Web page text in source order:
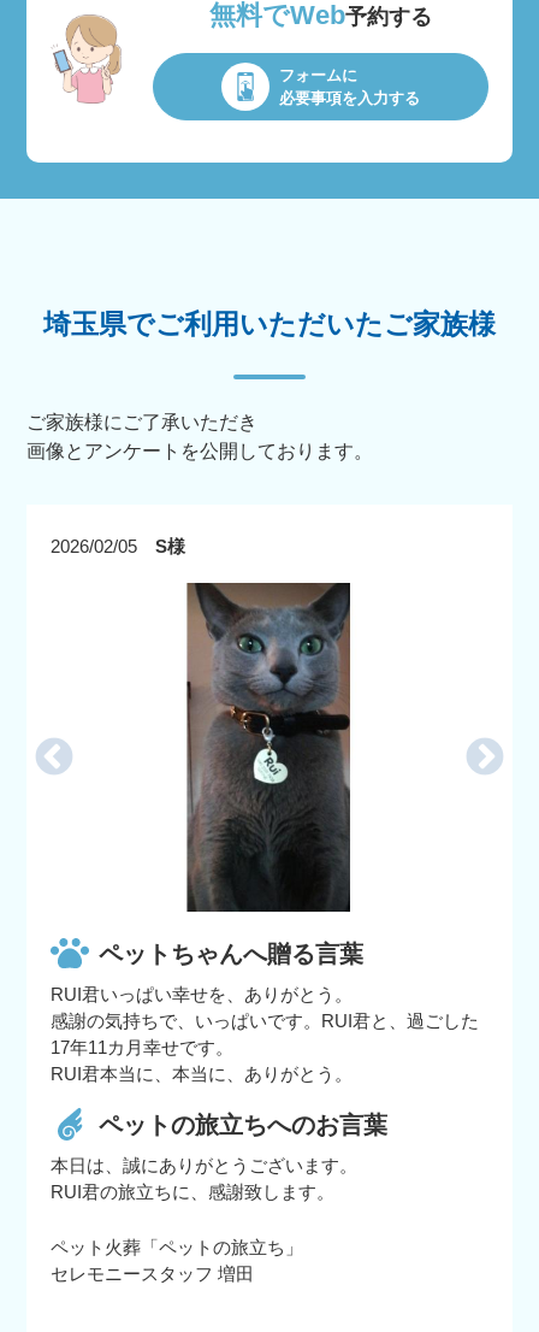
無料でWeb予約する
フォームに
必要事項を入力する
埼玉県でご利用いただいたご家族様
ご家族様にご了承いただき
画像とアンケートを公開しております。
2026/02/05 S様
ペットちゃんへ贈る言葉
RUI君いっぱい幸せを、ありがとう。
感謝の気持ちで、いっぱいです。RUI君と、過ごした
17年11カ月幸せです。
RUI君本当に、本当に、ありがとう。
ペットの旅立ちへのお言葉
本日は、誠にありがとうございます。
RUI君の旅立ちに、感謝致します。
ペット火葬「ペットの旅立ち」
セレモニースタッフ 増田